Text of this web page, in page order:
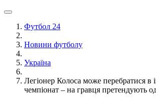
Футбол 24
Новини футболу
Україна
Легіонер Колоса може перебратися в
чемпіонат – на гравця претендують